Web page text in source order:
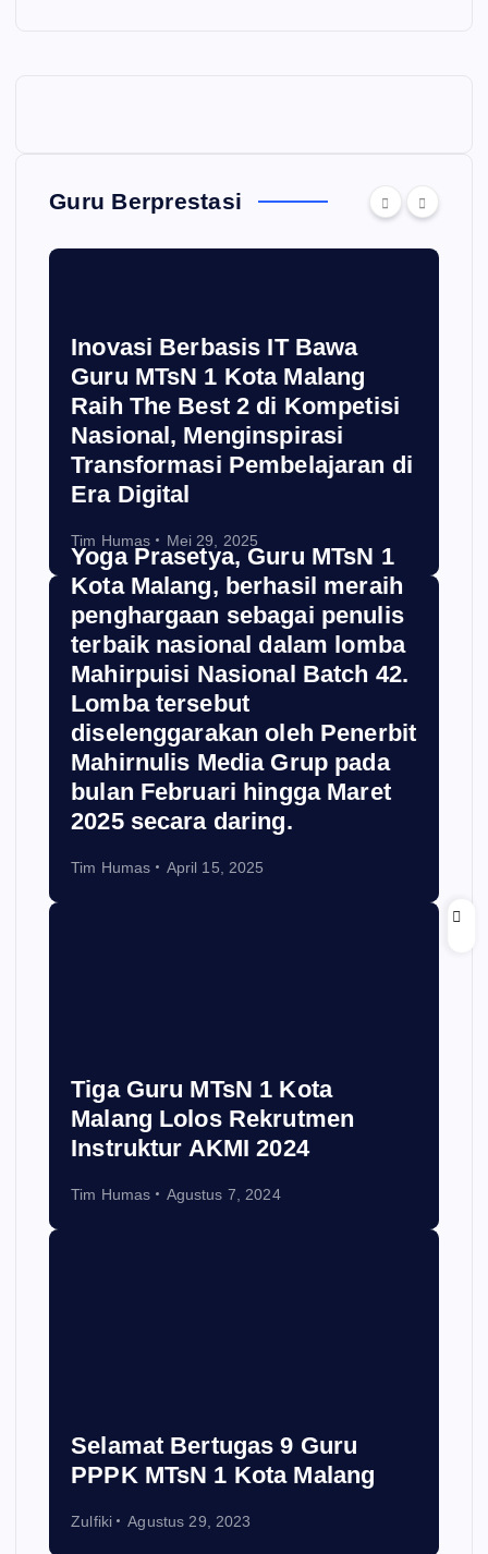
Guru Berprestasi
Inovasi Berbasis IT Bawa
Guru MTsN 1 Kota Malang
Raih The Best 2 di Kompetisi
Nasional, Menginspirasi
Transformasi Pembelajaran di
Era Digital
Tim Humas Mei 29, 2025
Yoga Prasetya, Guru MTsN 1
Kota Malang, berhasil meraih
penghargaan sebagai penulis
terbaik nasional dalam lomba
Mahirpuisi Nasional Batch 42.
Lomba tersebut
diselenggarakan oleh Penerbit
Mahirnulis Media Grup pada
bulan Februari hingga Maret
2025 secara daring.
Tim Humas April 15, 2025
Tiga Guru MTsN 1 Kota
Malang Lolos Rekrutmen
Instruktur AKMI 2024
Tim Humas Agustus 7, 2024
Selamat Bertugas 9 Guru
PPPK MTsN 1 Kota Malang
Zulfiki Agustus 29, 2023